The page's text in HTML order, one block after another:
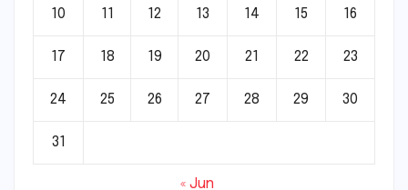
10 11 12 13 14 15 16
17 18 19 20 21 22 23
24 25 26 27 28 29 30
31
« Jun